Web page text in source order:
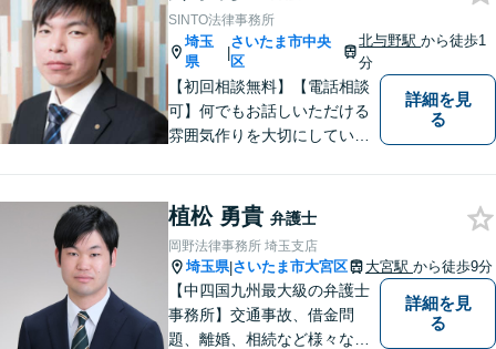
SINTO法律事務所
埼玉
県
|
さいたま市中央
区
北与野駅から徒歩1
分
【初回相談無料】【電話相談
可】何でもお話しいただける
雰囲気作りを大切にしていま
をお聞きになってからの判断
で構いませんので、トラブル
でお困りの方は一人で悩ま
ず、一度お気軽にご相談下さ
い。
詳細を見
る
植松 勇貴 弁護士
岡野法律事務所 埼玉支店
埼玉県|さいたま市大宮区 大宮駅 から徒歩9分
【中四国九州最大級の弁護士
事務所】交通事故、借金問
題、離婚、相続など様々な問
詳細を見
る